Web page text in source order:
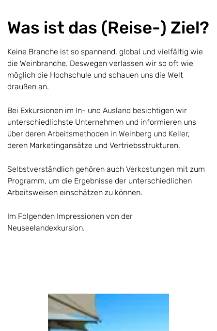
Was ist das (Reise-) Ziel?
Keine Branche ist so spannend, global und vielfältig wie
die Weinbranche. Deswegen verlassen wir so oft wie
möglich die Hochschule und schauen uns die Welt
draußen an.
Bei Exkursionen im In- und Ausland besichtigen wir
unterschiedlichste Unternehmen und informieren uns
über deren Arbeitsmethoden in Weinberg und Keller,
deren Marketingansätze und Vertriebsstrukturen.
Selbstverständlich gehören auch Verkostungen mit zum
Programm, um die Ergebnisse der unterschiedlichen
Arbeitsweisen einschätzen zu können.
Im Folgenden Impressionen von der
Neuseelandexkursion.